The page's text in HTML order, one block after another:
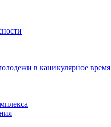
в каникулярное время